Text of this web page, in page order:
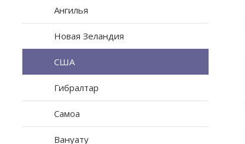
Ангилья
Новая Зеландия
США
Гибралтар
Самоа
Вануату